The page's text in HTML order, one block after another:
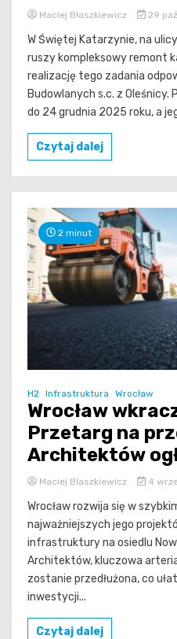
Maciej Błaszkiewicz 29
W Świętej Katarzynie, na
ruszy kompleksowy remont
realizację tego zadania
Budowlanych s.c. z
do 24 grudnia 2025 roku, a
Czytaj dalej
2 minut
H2 Infrastruktura Wrocław
Wrocław
Przetarg na
Architektów
Maciej Błaszkiewicz 4
Wrocław rozwija się w
najważniejszych jego
infrastruktury na osiedlu
Architektów, kluczowa
zostanie przedłużona, co
inwestycji...
Czytaj dalej